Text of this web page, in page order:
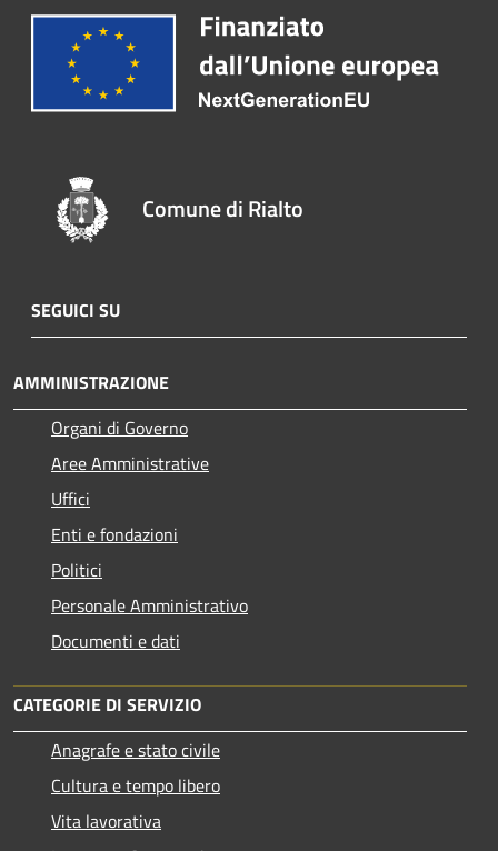
Comune di Rialto
SEGUICI SU
AMMINISTRAZIONE
Organi di Governo
Aree Amministrative
Uffici
Enti e fondazioni
Politici
Personale Amministrativo
Documenti e dati
CATEGORIE DI SERVIZIO
Anagrafe e stato civile
Cultura e tempo libero
Vita lavorativa